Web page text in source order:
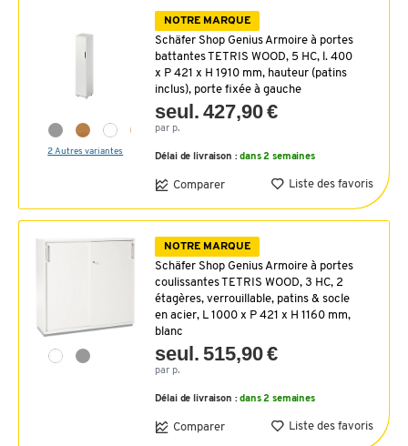
2 Autres variantes
NOTRE MARQUE
Schäfer Shop Genius Armoire à portes
battantes TETRIS WOOD, 5 HC, l. 400
x P 421 x H 1910 mm, hauteur (patins
inclus), porte fixée à gauche
seul. 427,90 €
par p.
Délai de livraison :dans 2 semaines
Comparer Liste des favoris
NOTRE MARQUE
Schäfer Shop Genius Armoire à portes
coulissantes TETRIS WOOD, 3 HC, 2
étagères, verrouillable, patins & socle
en acier, L 1000 x P 421 x H 1160 mm,
blanc
seul. 515,90 €
par p.
Délai de livraison :dans 2 semaines
Comparer Liste des favoris